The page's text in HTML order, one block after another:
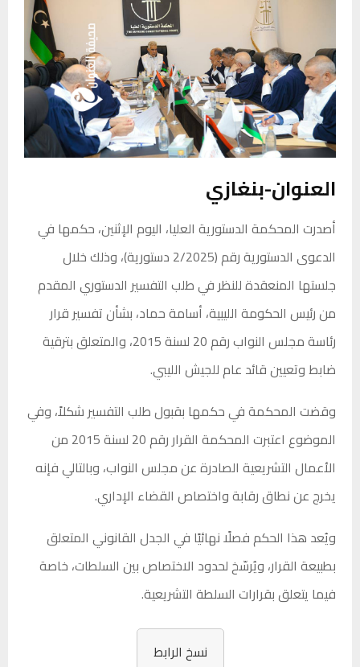
العنوان-بنغازي
أصدرت المحكمة الدستورية العليا، اليوم الإثنين، حكمها في
الدعوى الدستورية رقم (2/2025 دستورية)، وذلك خلال
جلستها المنعقدة للنظر في طلب التفسير الدستوري المقدم
من رئيس الحكومة الليبية، أسامة حماد، بشأن تفسير قرار
رئاسة مجلس النواب رقم 20 لسنة 2015، والمتعلق بترقية
ضابط وتعيين قائد عام للجيش الليبي.
وقضت المحكمة في حكمها بقبول طلب التفسير شكلاً، وفي
الموضوع اعتبرت المحكمة القرار رقم 20 لسنة 2015 من
الأعمال التشريعية الصادرة عن مجلس النواب، وبالتالي فإنه
يخرج عن نطاق رقابة واختصاص القضاء الإداري.
ويُعد هذا الحكم فصلًا نهائيًا في الجدل القانوني المتعلق
بطبيعة القرار، ويُرسّخ لحدود الاختصاص بين السلطات، خاصة
فيما يتعلق بقرارات السلطة التشريعية.
نسخ الرابط